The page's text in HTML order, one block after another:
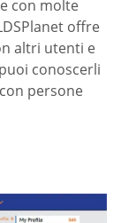
con molte
offre
altri utenti e
conoscerli
persone